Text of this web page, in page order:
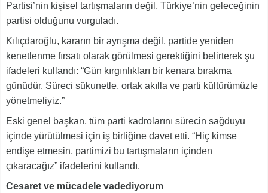
Partisi’nin kişisel tartışmaların değil, Türkiye’nin geleceğinin
partisi olduğunu vurguladı.
Kılıçdaroğlu, kararın bir ayrışma değil, partide yeniden
kenetlenme fırsatı olarak görülmesi gerektiğini belirterek şu
ifadeleri kullandı: “Gün kırgınlıkları bir kenara bırakma
günüdür. Süreci sükunetle, ortak akılla ve parti kültürümüzle
yönetmeliyiz.”
Eski genel başkan, tüm parti kadrolarını sürecin sağduyu
içinde yürütülmesi için iş birliğine davet etti. “Hiç kimse
endişe etmesin, partimizi bu tartışmaların içinden
çıkaracağız” ifadelerini kullandı.
Cesaret ve mücadele vadediyorum